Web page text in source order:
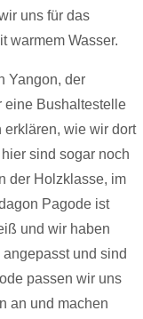
uns für das
warmem Wasser.
Yangon, der
eine Bushaltestelle
erklären, wie wir dort
sind sogar noch
der Holzklasse, im
Pagode ist
und wir haben
und sind
passen wir uns
an und machen